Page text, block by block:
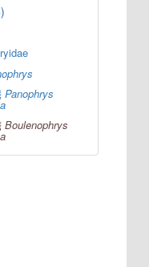
Panophrys
Boulenophrys